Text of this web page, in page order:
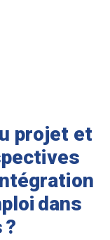
projet et
dans